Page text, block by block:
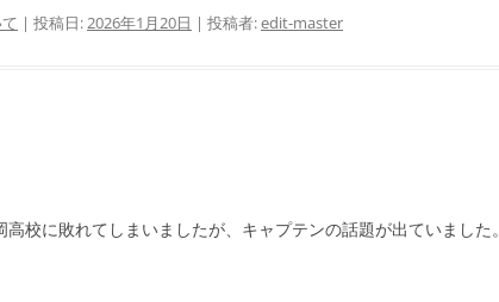
| 投稿日:2026年1月20日 | 投稿者:edit-master
校に敗れてしまいましたが、キャプテンの話題が出ていました。